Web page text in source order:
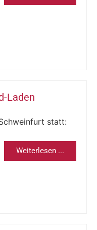
Laden
statt:
Weiterlesen ...